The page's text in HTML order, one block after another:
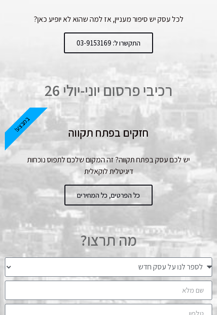
לכל עסק יש סיפור מעניין, אז למה שהוא לא יופיע כאן?
התקשרו ל: 03-9153169
רכיבי פרסום יוני-יולי 26
חזקים בפתח תקווה
יש לכם עסק בפתח תקווה? זה המקום שלכם לתפוס נוכחות
דיגיטלית לוקאלית
כל הפרטים, כל המחירים
במבצע!
מה תרצו?